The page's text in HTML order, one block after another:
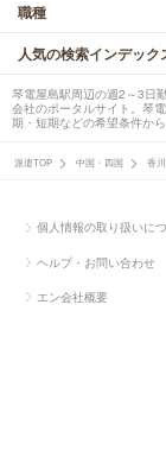
職種
人気の検索インデック
琴電屋島駅周辺の週2～3日
会社のポータルサイト。琴
期・短期などの希望条件か
派遣TOP 中国・四国 香川
個人情報の取り扱いに
ヘルプ・お問い合わせ
エン会社概要